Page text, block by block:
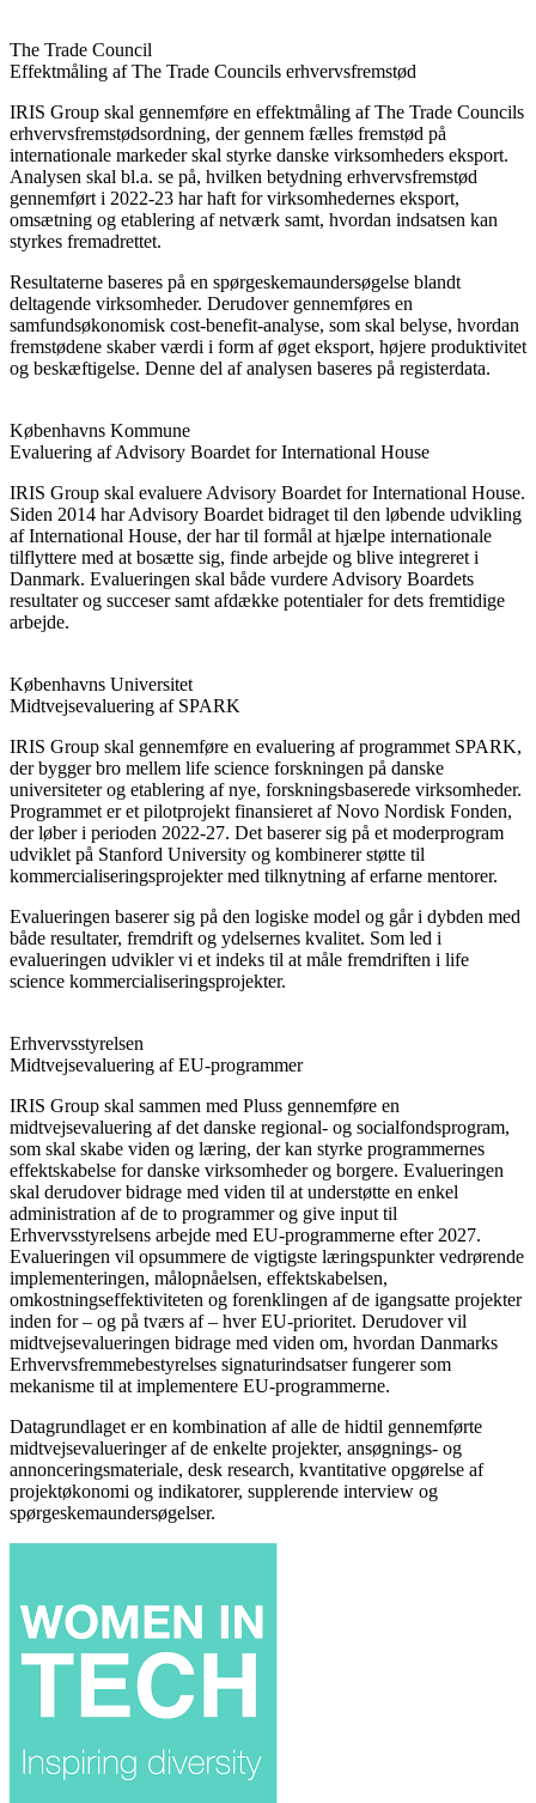
The Trade Council
Effektmåling af The Trade Councils erhvervsfremstød
IRIS Group skal gennemføre en effektmåling af The Trade Councils
erhvervsfremstødsordning, der gennem fælles fremstød på
internationale markeder skal styrke danske virksomheders eksport.
Analysen skal bl.a. se på, hvilken betydning erhvervsfremstød
gennemført i 2022-23 har haft for virksomhedernes eksport,
omsætning og etablering af netværk samt, hvordan indsatsen kan
styrkes fremadrettet.
Resultaterne baseres på en spørgeskemaundersøgelse blandt
deltagende virksomheder. Derudover gennemføres en
samfundsøkonomisk cost-benefit-analyse, som skal belyse, hvordan
fremstødene skaber værdi i form af øget eksport, højere produktivitet
og beskæftigelse. Denne del af analysen baseres på registerdata.
Københavns Kommune
Evaluering af Advisory Boardet for International House
IRIS Group skal evaluere Advisory Boardet for International House.
Siden 2014 har Advisory Boardet bidraget til den løbende udvikling
af International House, der har til formål at hjælpe internationale
tilflyttere med at bosætte sig, finde arbejde og blive integreret i
Danmark. Evalueringen skal både vurdere Advisory Boardets
resultater og succeser samt afdække potentialer for dets fremtidige
arbejde.
Københavns Universitet
Midtvejsevaluering af SPARK
IRIS Group skal gennemføre en evaluering af programmet SPARK,
der bygger bro mellem life science forskningen på danske
universiteter og etablering af nye, forskningsbaserede virksomheder.
Programmet er et pilotprojekt finansieret af Novo Nordisk Fonden,
der løber i perioden 2022-27. Det baserer sig på et moderprogram
udviklet på Stanford University og kombinerer støtte til
kommercialiseringsprojekter med tilknytning af erfarne mentorer.
Evalueringen baserer sig på den logiske model og går i dybden med
både resultater, fremdrift og ydelsernes kvalitet. Som led i
evalueringen udvikler vi et indeks til at måle fremdriften i life
science kommercialiseringsprojekter.
Erhvervsstyrelsen
Midtvejsevaluering af EU-programmer
IRIS Group skal sammen med Pluss gennemføre en
midtvejsevaluering af det danske regional- og socialfondsprogram,
som skal skabe viden og læring, der kan styrke programmernes
effektskabelse for danske virksomheder og borgere. Evalueringen
skal derudover bidrage med viden til at understøtte en enkel
administration af de to programmer og give input til
Erhvervsstyrelsens arbejde med EU-programmerne efter 2027.
Evalueringen vil opsummere de vigtigste læringspunkter vedrørende
implementeringen, målopnåelsen, effektskabelsen,
omkostningseffektiviteten og forenklingen af de igangsatte projekter
inden for – og på tværs af – hver EU-prioritet. Derudover vil
midtvejsevalueringen bidrage med viden om, hvordan Danmarks
Erhvervsfremmebestyrelses signaturindsatser fungerer som
mekanisme til at implementere EU-programmerne.
Datagrundlaget er en kombination af alle de hidtil gennemførte
midtvejsevalueringer af de enkelte projekter, ansøgnings- og
annonceringsmateriale, desk research, kvantitative opgørelse af
projektøkonomi og indikatorer, supplerende interview og
spørgeskemaundersøgelser.